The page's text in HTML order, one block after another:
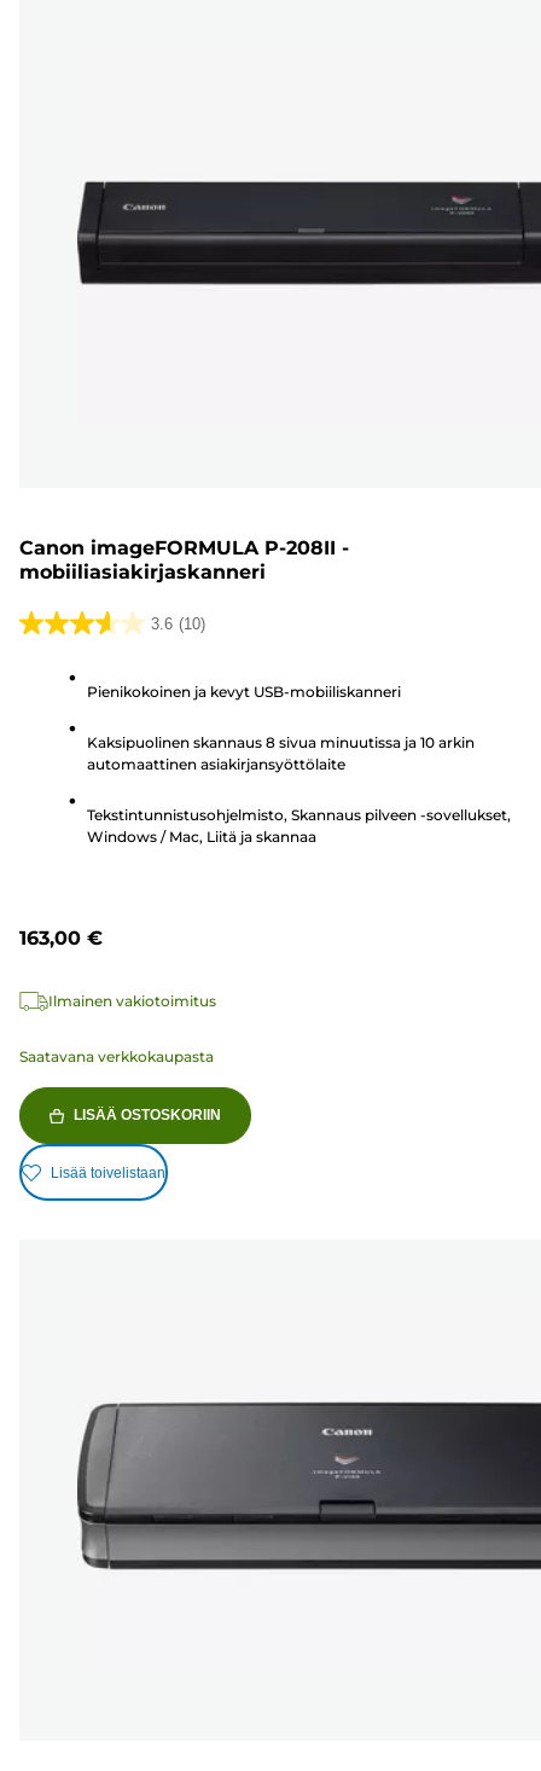
Canon imageFORMULA P-208II -
mobiiliasiakirjaskanneri
3.6 (10)
3.6/5
arvostelua
Pienikokoinen ja kevyt USB-mobiiliskanneri
Kaksipuolinen skannaus 8 sivua minuutissa ja 10 arkin
automaattinen asiakirjansyöttölaite
Tekstintunnistusohjelmisto, Skannaus pilveen -sovellukset,
Windows / Mac, Liitä ja skannaa
163,00 €
Ilmainen vakiotoimitus
Saatavana verkkokaupasta
LISÄÄ OSTOSKORIIN
Lisää toivelistaan